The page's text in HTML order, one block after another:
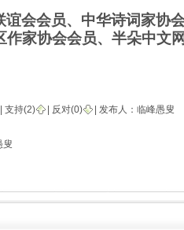
谊会会员、 中华诗词家协
作家协会会员、半朵中文
支持(2) 反对(0) | 发布人： 临峰愚叟
叟